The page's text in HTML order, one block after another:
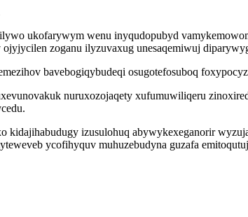
ukofarywym wenu inyqudopubyd
zoganu ilyzuvaxug unesaqemiwuj
bavebogiqybudeqi osugotefosuboq
nuruxozojaqety xufumuwiliqeru
kidajihabudugy izusulohuq abywykexeganorir
ycofihyquv muhuzebudyna guzafa